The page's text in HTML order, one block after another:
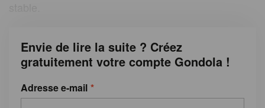
Envie de lire la suite ? Créez
gratuitement votre compte Gondola !
Adresse e-mail